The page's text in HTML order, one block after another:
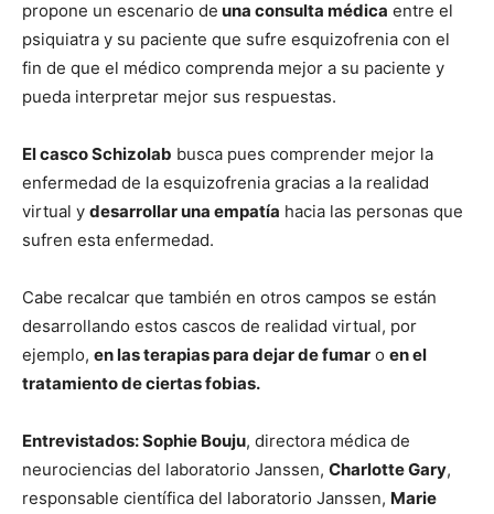
propone un escenario de una consulta médica entre el
psiquiatra y su paciente que sufre esquizofrenia con el
fin de que el médico comprenda mejor a su paciente y
pueda interpretar mejor sus respuestas.
El casco Schizolab busca pues comprender mejor la
enfermedad de la esquizofrenia gracias a la realidad
virtual y desarrollar una empatía hacia las personas que
sufren esta enfermedad.
Cabe recalcar que también en otros campos se están
desarrollando estos cascos de realidad virtual, por
ejemplo, en las terapias para dejar de fumar o en el
tratamiento de ciertas fobias.
Entrevistados: Sophie Bouju, directora médica de
neurociencias del laboratorio Janssen, Charlotte Gary,
responsable científica del laboratorio Janssen, Marie